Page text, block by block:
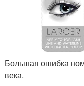
Большая ошибка
века.